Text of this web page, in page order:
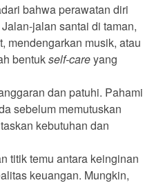
bahwa perawatan diri
jalan santai di taman,
mendengarkan musik, atau
bentukself-careyang
dan patuhi. Pahami
sebelum memutuskan
kebutuhan dan
titik temu antara keinginan
keuangan. Mungkin,